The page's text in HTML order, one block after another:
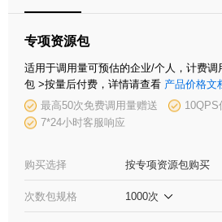
专项资源包
适用于调用量可预估的企业/个人，计费
包 >按量后付费，详情请查看 产品价格文
最高50次免费调用量赠送
10QPS
7*24小时客服响应
购买选择 按专项资源包购买
次数包规格